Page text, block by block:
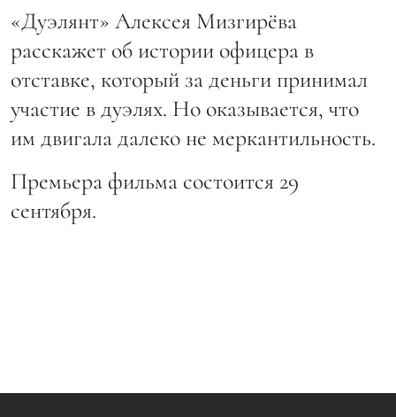
«Дуэлянт» Алексея Мизгирёва
расскажет об истории офицера в
отставке, который за деньги принимал
участие в дуэлях. Но оказывается, что
им двигала далеко не меркантильность.
Премьера фильма состоится 29
сентября.